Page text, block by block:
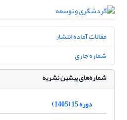
مقالات آماده انتشار
شماره جاری
شماره‌های پیشین نشریه
دوره 15 (1405)